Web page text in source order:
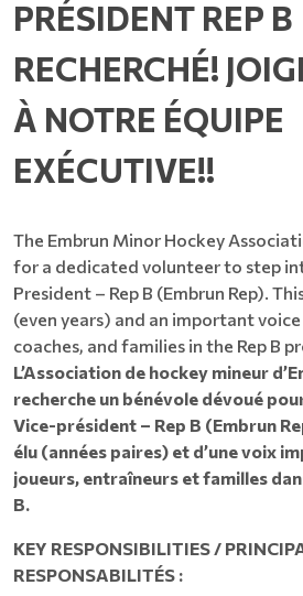
PRÉSIDENT REP B
RECHERCHÉ!
À NOTRE ÉQUIPE
EXÉCUTIVE!!
The Embrun Minor Hockey
for a dedicated volunteer to step
President – Rep B (Embrun Rep).
(even years) and an important
coaches, and families in the Rep B
L’Association de hockey mineur
recherche un bénévole dévoué
Vice-président – Rep B (Embrun
élu (années paires) et d’une voix
joueurs, entraîneurs et familles
B.
KEY RESPONSIBILITIES /
RESPONSABILITÉS :